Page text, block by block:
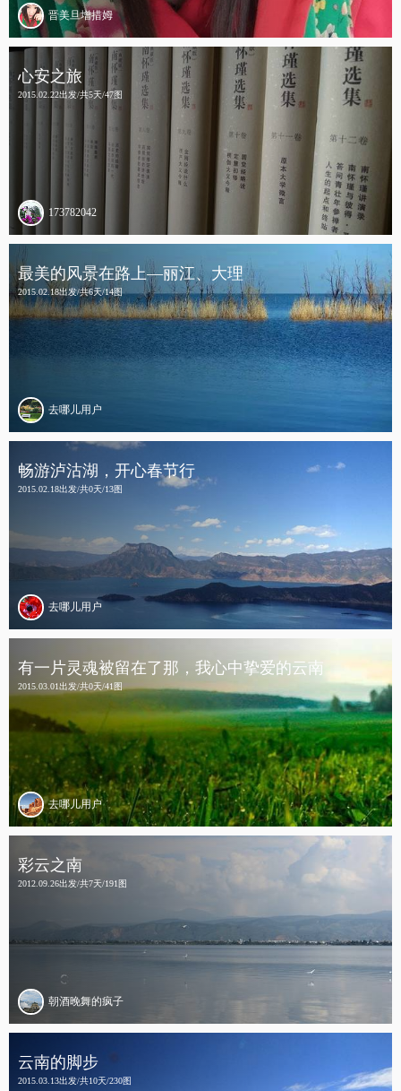
晋美旦增措姆
心安之旅
2015.02.22出发/共5天/47图
173782042
最美的风景在路上—丽江、大理
2015.02.18出发/共6天/14图
去哪儿用户
畅游泸沽湖，开心春节行
2015.02.18出发/共0天/13图
去哪儿用户
有一片灵魂被留在了那，我心中挚爱的云南
2015.03.01出发/共0天/41图
去哪儿用户
彩云之南
2012.09.26出发/共7天/191图
朝酒晚舞的疯子
云南的脚步
2015.03.13出发/共10天/230图